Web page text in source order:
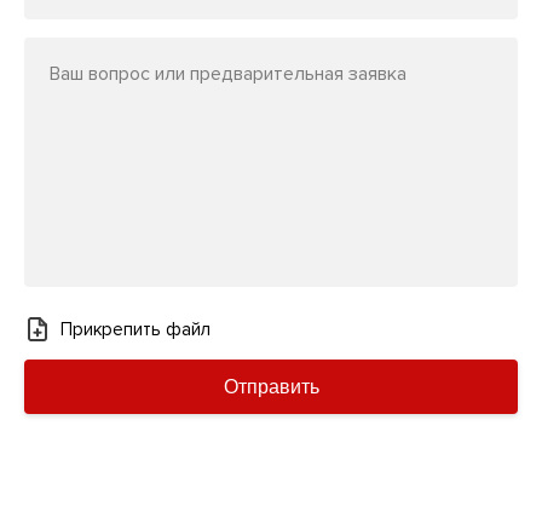
Ваш вопрос или предварительная заявка
Прикрепить файл
Отправить